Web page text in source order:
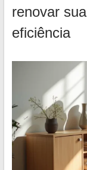
renovar
eficiência